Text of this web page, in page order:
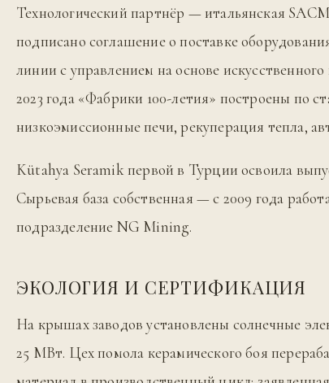
Технологический партнёр — итальянская
подписано соглашение о поставке
линии с управлением на основе
2023 года «Фабрики 100-летия» построены по
низкоэмиссионные печи, рекуперация тепла,
Kütahya Seramik первой в Турции освоила
Сырьевая база собственная — с 2009 года
подразделение NG Mining.
ЭКОЛОГИЯ И СЕРТИФИКАЦИЯ
На крышах заводов установлены солнечные
25 МВт. Цех помола керамического боя